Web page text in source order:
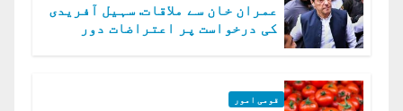
عمران خان سے ملاقات. سہیل آفریدی
کی درخواست پر اعتراضات دور
قومی امور